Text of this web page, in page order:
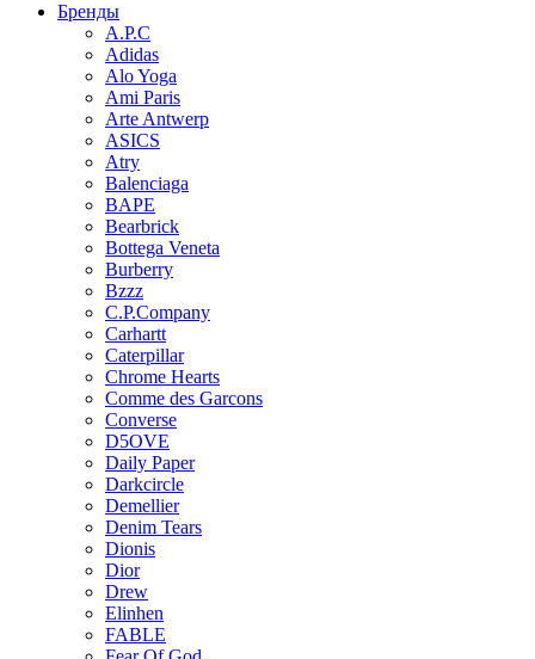
Бренды
A.P.C
Adidas
Alo Yoga
Ami Paris
Arte Antwerp
ASICS
Atry
Balenciaga
BAPE
Bearbrick
Bottega Veneta
Burberry
Bzzz
C.P.Company
Carhartt
Caterpillar
Chrome Hearts
Comme des Garcons
Converse
D5OVE
Daily Paper
Darkcircle
Demellier
Denim Tears
Dionis
Dior
Drew
Elinhen
FABLE